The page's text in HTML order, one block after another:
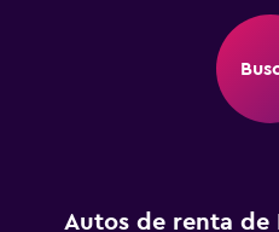
Autos de renta de